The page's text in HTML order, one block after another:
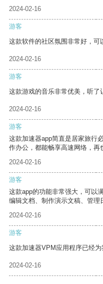
2024-02-16
游客
这款软件的社区氛围非常好，可
2024-02-16
游客
这款游戏的音乐非常优美，听了
2024-02-16
游客
这款加速器app简直是居家旅行
作办公，都能畅享高速网络，再
2024-02-16
游客
这款app的功能非常强大，可以
编辑文档、制作演示文稿、管理
2024-02-16
游客
这款加速器VPM应用程序已经为
2024-02-16